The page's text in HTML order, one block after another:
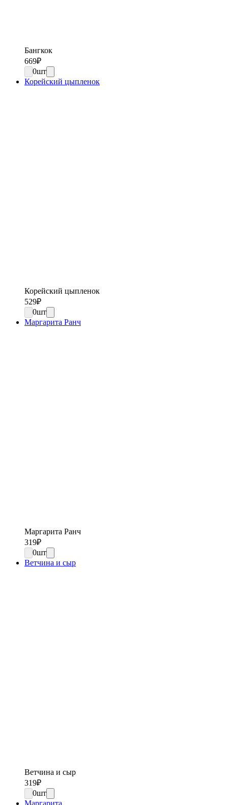
Бангкок
669₽
0шт
Корейский цыпленок
Корейский цыпленок
529₽
0шт
Маргарита Ранч
Маргарита Ранч
319₽
0шт
Ветчина и сыр
Ветчина и сыр
319₽
0шт
Маргарита